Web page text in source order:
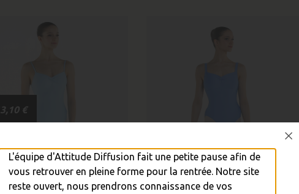
€
PAKA + ETUDE + 1/2...
Justaucorps MIA
L'équipe d'Attitude Diffusion fait une petite pause afin de
vous retrouver en pleine forme pour la rentrée. Notre site
reste ouvert, nous prendrons connaissance de vos